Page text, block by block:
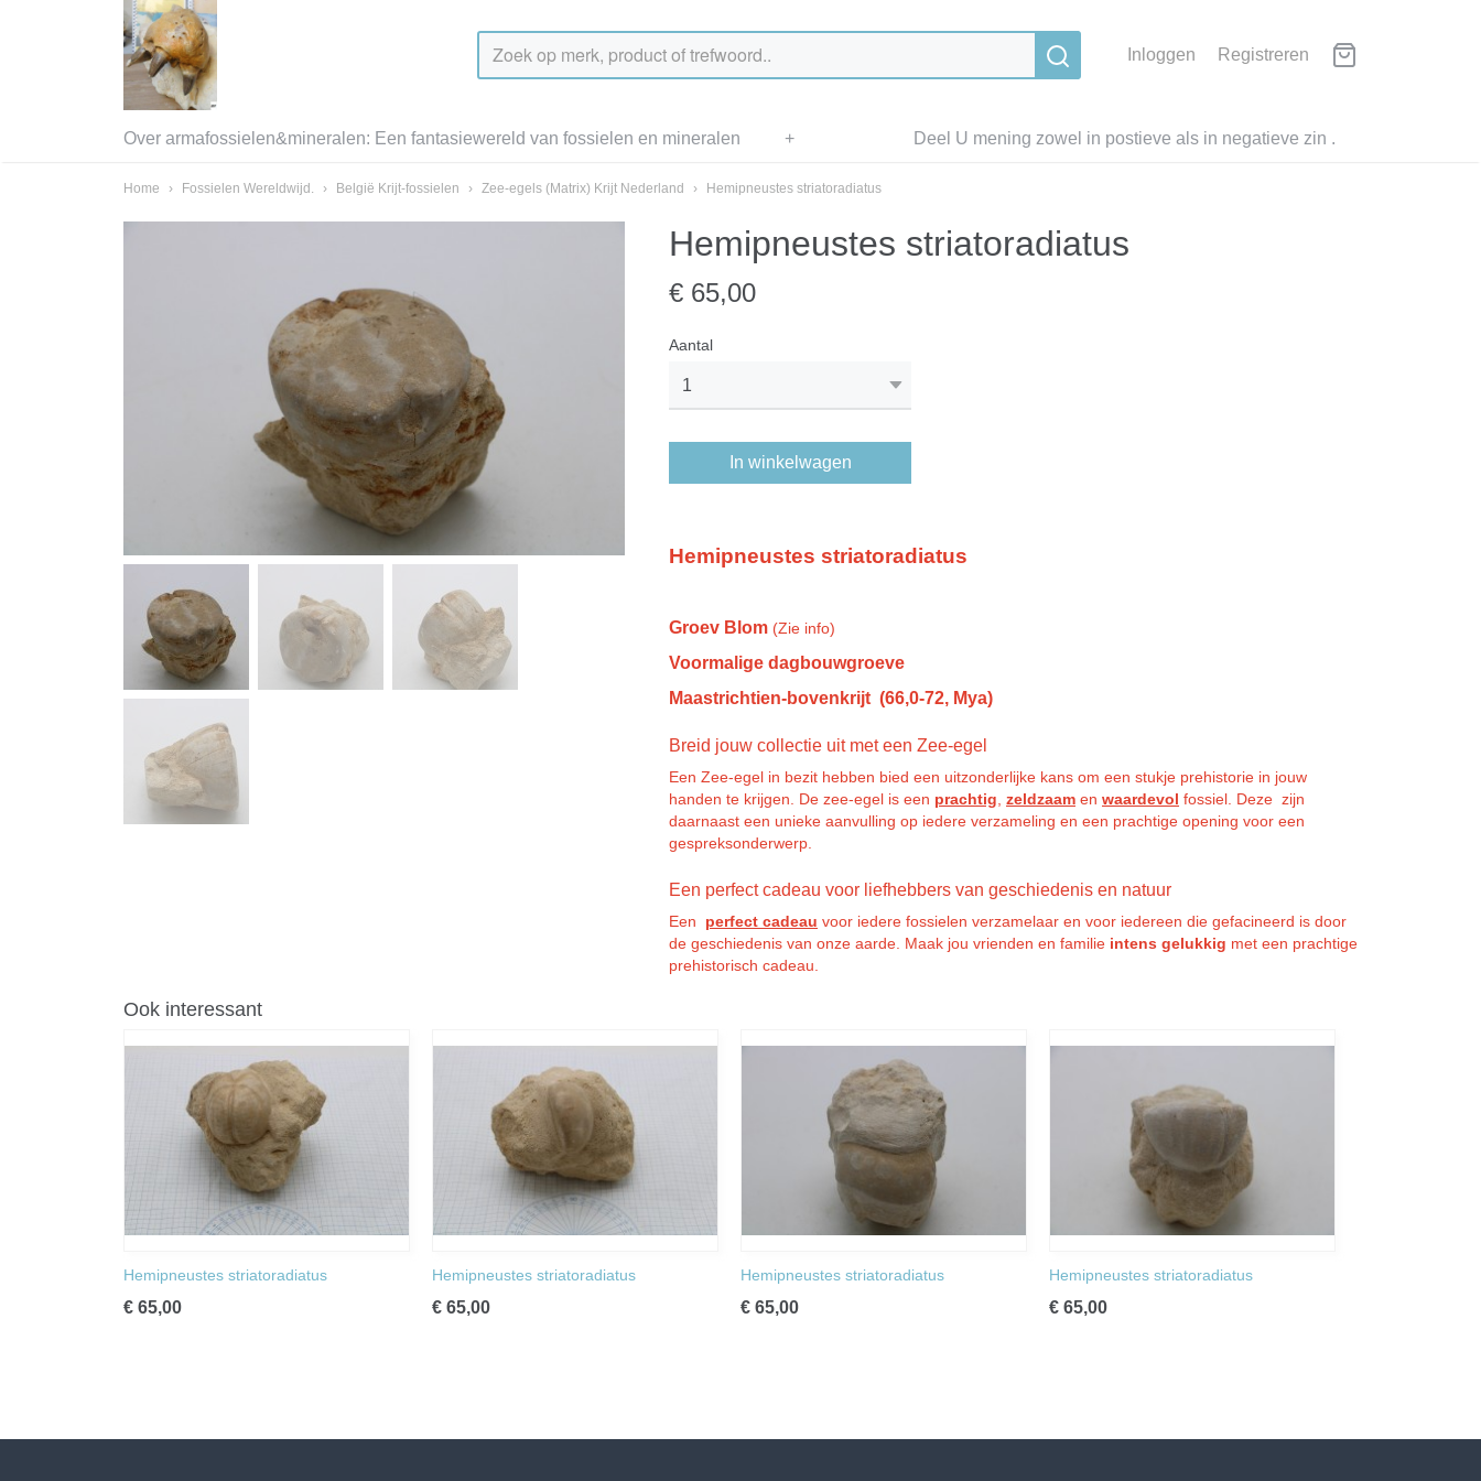
Inloggen Registreren
Deel U mening zowel in postieve als in negatieve zin .
Over armafossielen&mineralen: Een fantasiewereld van fossielen en mineralen +
Home › Fossielen Wereldwijd. › België Krijt-fossielen › Zee-egels (Matrix) Krijt Nederland › Hemipneustes striatoradiatus
Hemipneustes striatoradiatus
€ 65,00
Aantal
In winkelwagen
Hemipneustes striatoradiatus
Groev Blom (Zie info)
Voormalige dagbouwgroeve
Maastrichtien-bovenkrijt (66,0-72, Mya)
Breid jouw collectie uit met een Zee-egel
Een Zee-egel in bezit hebben bied een uitzonderlijke kans om een stukje prehistorie in jouw
handen te krijgen. De zee-egel is een prachtig zeldzaam en waardevol fossiel. Deze zijn
daarnaast een unieke aanvulling op iedere verzameling en een prachtige opening voor een
gespreksonderwerp.
Een perfect cadeau voor liefhebbers van geschiedenis en natuur
Een perfect cadeau voor iedere fossielen verzamelaar en voor iedereen die gefacineerd is door
de geschiedenis van onze aarde. Maak jou vrienden en familie intens gelukkig met een prachtige
prehistorisch cadeau.
Ook interessant
Hemipneustes striatoradiatus
€ 65,00
Hemipneustes striatoradiatus
€ 65,00
Hemipneustes striatoradiatus
€ 65,00
Hemipneustes striatoradiatus
€ 65,00